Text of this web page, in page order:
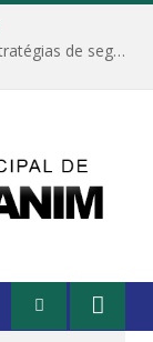
Câmara Municipal de Marapanim discute estratégias de segurança com autoridades e poder executivo